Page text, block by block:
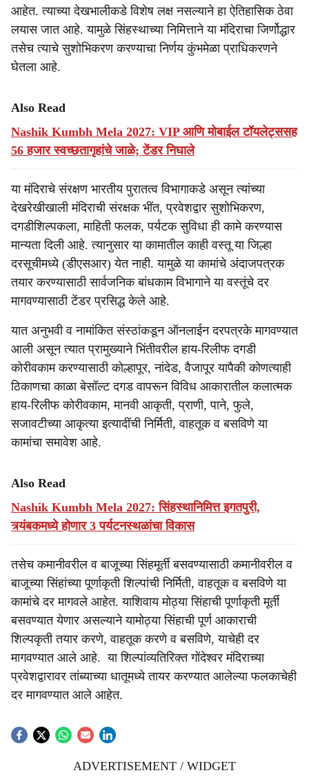
आहेत. त्याच्या देखभालीकडे विशेष लक्ष नसल्याने हा ऐतिहासिक ठेवा
लयास जात आहे. यामुळे सिंहस्थाच्या निमित्ताने या मंदिराचा जिर्णोद्धार
तसेच त्याचे सुशोभिकरण करण्याचा निर्णय कुंभमेळा प्राधिकरणने
घेतला आहे.
Also Read
Nashik Kumbh Mela 2027: VIP आणि मोबाईल टॉयलेट्ससह
56 हजार स्वच्छतागृहांचे जाळे; टेंडर निघाले
या मंदिराचे संरक्षण भारतीय पुरातत्व विभागाकडे असून त्यांच्या
देखरेखीखाली मंदिराची संरक्षक भींत, प्रवेशद्वार सुशोभिकरण,
दगडीशिल्पकला, माहिती फलक, पर्यटक सुविधा ही कामे करण्यास
मान्यता दिली आहे. त्यानुसार या कामातील काही वस्तू या जिल्हा
दरसूचीमध्ये (डीएसआर) येत नाही. यामुळे या कामांचे अंदाजपत्रक
तयार करण्यासाठी सार्वजनिक बांधकाम विभागाने या वस्तूंचे दर
मागवण्यासाठी टेंडर प्रसिद्ध केले आहे.
यात अनुभवी व नामांकित संस्ठांकडून ऑनलाईन दरपत्रके मागवण्यात
आली असून त्यात प्रामुख्याने भिंतीवरील हाय-रिलीफ दगडी
कोरीवकाम करण्यासाठी कोल्हापूर, नांदेड, वैजापूर यापैकी कोणत्याही
ठिकाणचा काळा बेसॉल्ट दगड वापरून विविध आकारातील कलात्मक
हाय-रिलीफ कोरीवकाम, मानवी आकृती, प्राणी, पाने, फुले,
सजावटीच्या आकृत्या इत्यादींची निर्मिती, वाहतूक व बसविणे या
कामांचा समावेश आहे.
Also Read
Nashik Kumbh Mela 2027: सिंहस्थानिमित्त इगतपुरी,
त्र्यंबकमध्ये होणार 3 पर्यटनस्थळांचा विकास
तसेच कमानीवरील व बाजूच्या सिंहमूर्ती बसवण्यासाठी कमानीवरील व
बाजूच्या सिंहांच्या पूर्णाकृती शिल्पांची निर्मिती, वाहतूक व बसविणे या
कामांचे दर मागवले आहेत. याशिवाय मोठ्या सिंहाची पूर्णाकृती मूर्ती
बसवण्यात येणार असल्याने यामोठ्या सिंहाची पूर्ण आकाराची
शिल्पकृती तयार करणे, वाहतूक करणे व बसविणे, याचेही दर
मागवण्यात आले आहे. या शिल्पांव्यतिरिक्त गोंदेश्वर मंदिराच्या
प्रवेशद्वारावर तांब्याच्या धातूमध्ये तायर करण्यात आलेल्या फलकाचेही
दर मागवण्यात आले आहेत.
ADVERTISEMENT / WIDGET